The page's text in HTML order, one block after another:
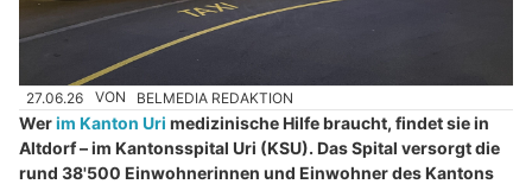
27.06.26 VON BELMEDIA REDAKTION
Werim Kanton Uri medizinische Hilfe braucht, findet sie in
Altdorf – im Kantonsspital Uri (KSU). Das Spital versorgt die
rund 38'500 Einwohnerinnen und Einwohner des Kantons